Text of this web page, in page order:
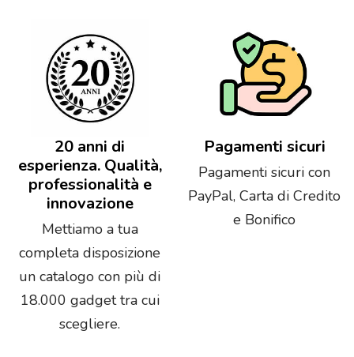
20 anni di
esperienza. Qualità,
professionalità e
innovazione
Mettiamo a tua
completa disposizione
un catalogo con più di
18.000 gadget tra cui
scegliere.
Pagamenti sicuri
Pagamenti sicuri con
PayPal, Carta di Credito
e Bonifico